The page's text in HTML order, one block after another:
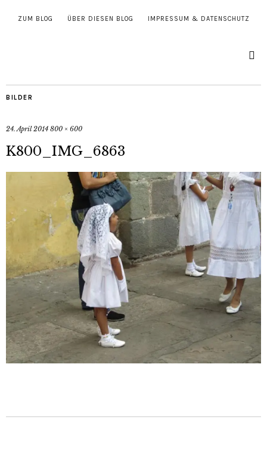
ZUM BLOG ÜBER DIESEN BLOG IMPRESSUM & DATENSCHUTZ
BILDER
24. April 2014 800 × 600
K800_IMG_6863